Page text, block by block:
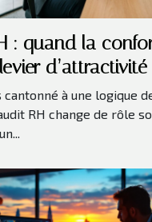
: quand la
à une logique
RH change de rôle